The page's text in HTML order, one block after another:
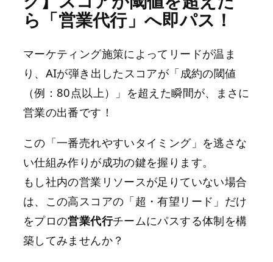
ら「営業代行」へ即パス！
マーケティング施策によってリードが温ま
り、AIが弾き出したスコアが「成約の閾値
（例：80点以上）」を超えた瞬間が、まさに
営業の出番です！
この「一番売れやすいタイミング」を逃さな
い仕組み作りが成功の鍵を握ります。
もし社内の営業リソースが足りていない場合
は、この高スコアの「超・有望リード」だけ
をプロの営業代行チームにパスする体制を構
築してみませんか？